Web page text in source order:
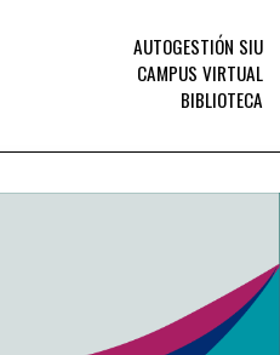
AUTOGESTIÓN SIU
CAMPUS VIRTUAL
BIBLIOTECA